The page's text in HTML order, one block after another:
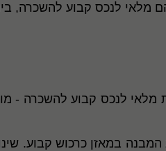
מלאי לנכס קבוע להשכרה,
מלאי לנכס קבוע
המבנה במאזן כרכוש קבוע.